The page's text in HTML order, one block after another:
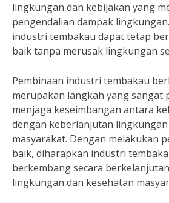
lingkungan dan kebijakan yang
pengendalian dampak
industri tembakau dapat tetap
baik tanpa merusak lingkungan
Pembinaan industri tembakau
merupakan langkah yang sangat
menjaga keseimbangan antara
dengan keberlanjutan
masyarakat. Dengan melakukan
baik, diharapkan industri
berkembang secara
lingkungan dan kesehatan